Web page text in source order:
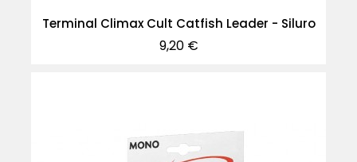
Terminal Climax Cult Catfish Leader - Siluro
Precio
9,20 €